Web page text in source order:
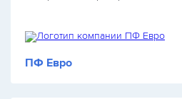
ПФ Евро